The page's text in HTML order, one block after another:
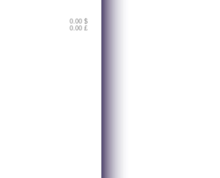
0.00 $
0.00 £